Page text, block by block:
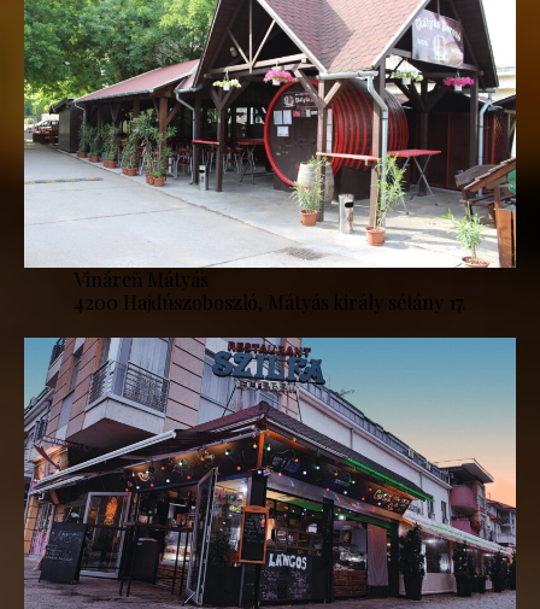
Vináreň Mátyás
4200 Hajdúszoboszló, Mátyás király sétány 17.